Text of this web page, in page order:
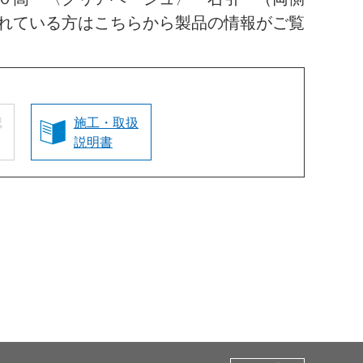
いる方はこちらから製品の情報がご覧
施工・取扱
説明書